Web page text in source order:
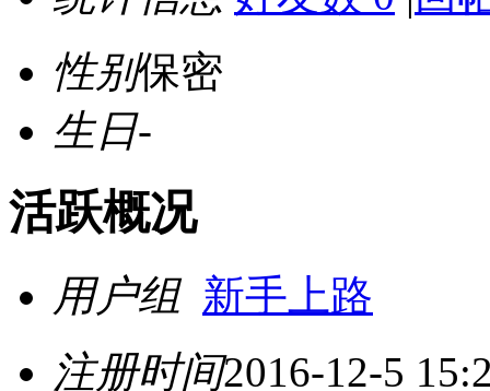
性别保密
生日-
活跃概况
用户组 新手上路
注册时间2016-12-5